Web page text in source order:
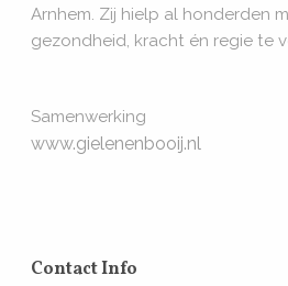
Arnhem. Zij hielp al honderden
gezondheid, kracht én regie te
Samenwerking
www.gielenenbooij.nl
Contact Info